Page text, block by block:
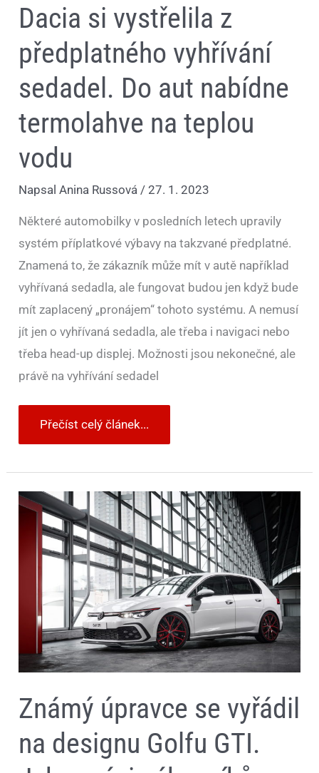
Dacia si vystřelila z
předplatného vyhřívání
sedadel. Do aut nabídne
termolahve na teplou
vodu
NapsalAnina Russová /27. 1. 2023
Některé automobilky v posledních letech upravily
systém příplatkové výbavy na takzvané předplatné.
Znamená to, že zákazník může mít v autě například
vyhřívaná sedadla, ale fungovat budou jen když bude
mít zaplacený „pronájem“ tohoto systému. A nemusí
jít jen o vyhřívaná sedadla, ale třeba i navigaci nebo
třeba head-up displej. Možnosti jsou nekonečné, ale
právě na vyhřívání sedadel
Přečíst celý článek...
Známý úpravce se vyřádil
na designu Golfu GTI.
Známý
úpravce
se
vyřádil
na
designu
Jeho
práci
zákazníkům
nabídne
sama
automobilka